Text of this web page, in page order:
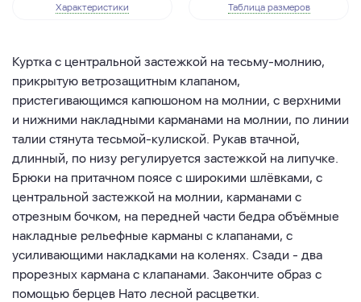
Характеристики Таблица размеров
Куртка с центральной застежкой на тесьму-молнию,
прикрытую ветрозащитным клапаном,
пристегивающимся капюшоном на молнии, с верхними
и нижними накладными карманами на молнии, по линии
талии стянута тесьмой-кулиской. Рукав втачной,
длинный, по низу регулируется застежкой на липучке.
Брюки на притачном поясе с широкими шлёвками, с
центральной застежкой на молнии, карманами с
отрезным бочком, на передней части бедра объёмные
накладные рельефные карманы с клапанами, с
усиливающими накладками на коленях. Сзади - два
прорезных кармана с клапанами. Закончите образ с
помощью берцев Нато лесной расцветки.